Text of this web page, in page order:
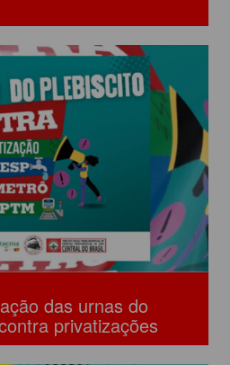
das urnas do
privatizações